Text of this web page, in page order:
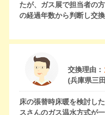
たが、ガス展で担当者の
の経過年数から判断し交換
交換理由：
(兵庫県三
床の張替時床暖を検討し
スさんのガス温水方式が